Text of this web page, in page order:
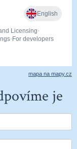
mapa na mapy.cz
je